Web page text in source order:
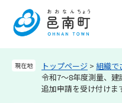
メニュー
現在地 トップページ > 組織で
令和7～8年度測量、
追加申請を受け付けま